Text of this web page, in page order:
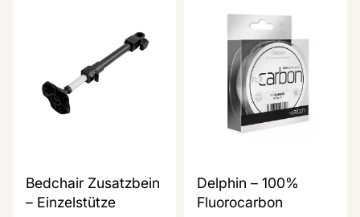
Bedchair Zusatzbein
– Einzelstütze
Delphin – 100%
Fluorocarbon